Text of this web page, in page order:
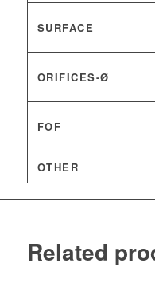
SURFACE
ORIFICES-Ø
FOF
OTHER
Related